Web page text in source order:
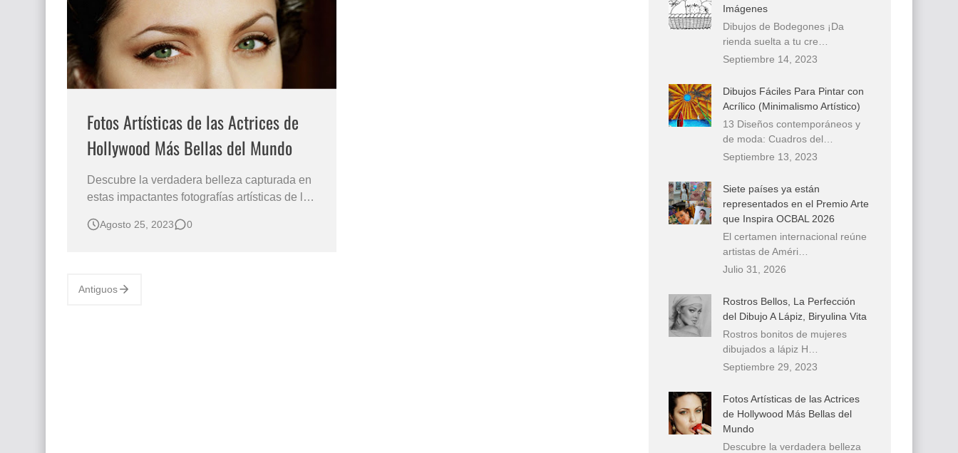
Fotos Artísticas de las Actrices de
Hollywood Más Bellas del Mundo
Descubre la verdadera belleza capturada en
estas impactantes fotografías artísticas de las
Fotos Artísticas de las Actrices de Hollywood
rostros bellos. Estas son las mujere…
Agosto 25, 2023 0
Antiguos
Imágenes
Dibujos de Bodegones ¡Da
rienda suelta a tu cre…
Septiembre 14, 2023
Dibujos Fáciles Para Pintar con
Acrílico (Minimalismo Artístico)
13 Diseños contemporáneos y
de moda: Cuadros del…
Septiembre 13, 2023
Siete países ya están
representados en el Premio Arte
que Inspira OCBAL 2026
El certamen internacional reúne
artistas de Améri…
Julio 31, 2026
Rostros Bellos, La Perfección
del Dibujo A Lápiz, Biryulina Vita
Rostros bonitos de mujeres
dibujados a lápiz H…
Septiembre 29, 2023
Fotos Artísticas de las Actrices
de Hollywood Más Bellas del
Mundo
Descubre la verdadera belleza